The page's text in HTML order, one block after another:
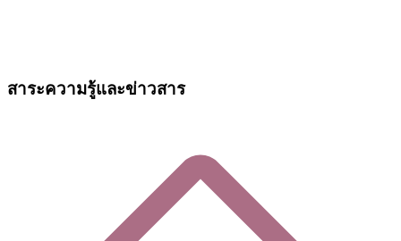
สาระความรู้และข่าวสาร